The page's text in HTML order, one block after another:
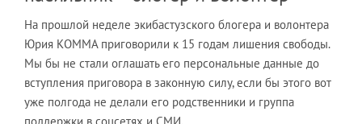
На прошлой неделе экибастузского блогера и волонтера
Юрия КОММА приговорили к 15 годам лишения свободы.
Мы бы не стали оглашать его персональные данные до
вступления приговора в законную силу, если бы этого вот
уже полгода не делали его родственники и группа